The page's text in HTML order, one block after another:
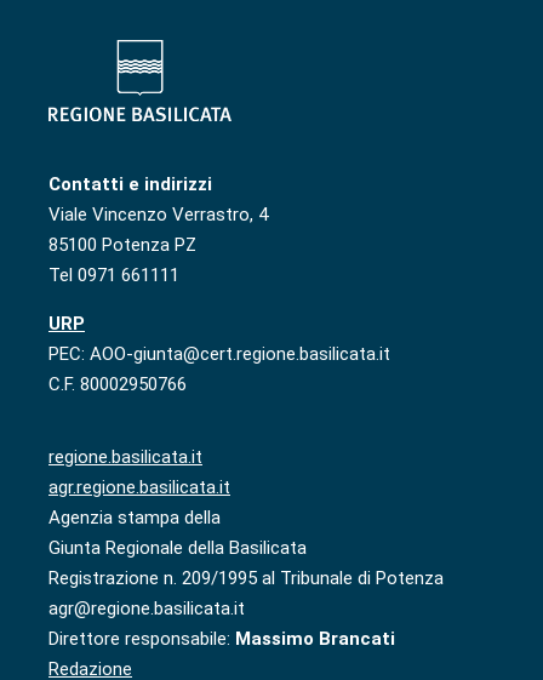
Contatti e indirizzi
Viale Vincenzo Verrastro, 4
85100 Potenza PZ
Tel 0971 661111
URP
PEC: AOO-giunta@cert.regione.basilicata.it
C.F. 80002950766
regione.basilicata.it
agr.regione.basilicata.it
Agenzia stampa della
Giunta Regionale della Basilicata
Registrazione n. 209/1995 al Tribunale di Potenza
agr@regione.basilicata.it
Direttore responsabile: Massimo Brancati
Redazione